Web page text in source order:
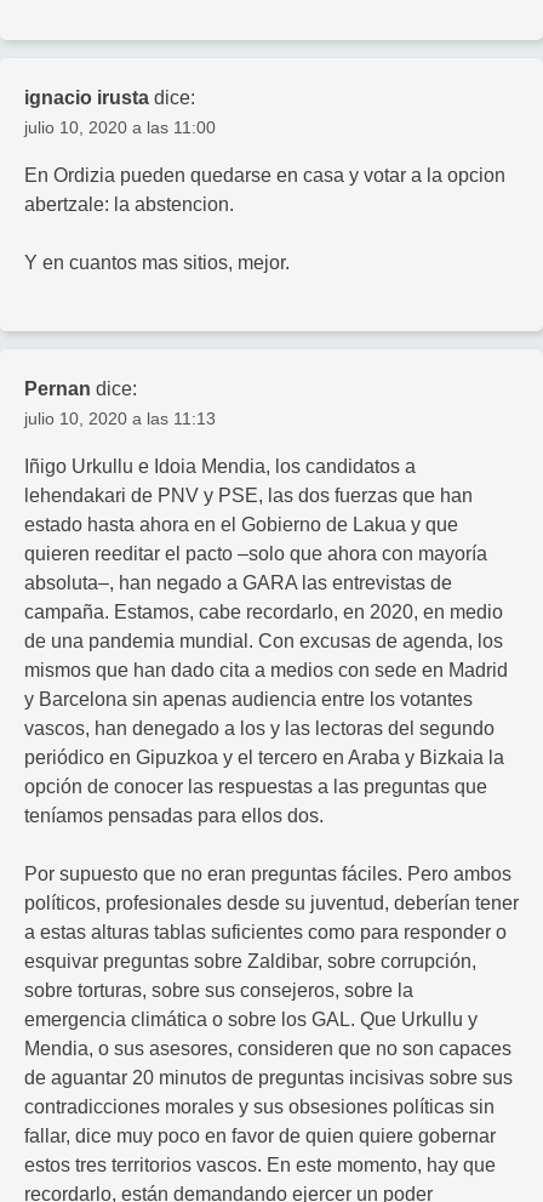
ignacio irusta dice:
julio 10, 2020 a las 11:00
En Ordizia pueden quedarse en casa y votar a la opcion
abertzale: la abstencion.
Y en cuantos mas sitios, mejor.
Pernan dice:
julio 10, 2020 a las 11:13
Iñigo Urkullu e Idoia Mendia, los candidatos a
lehendakari de PNV y PSE, las dos fuerzas que han
estado hasta ahora en el Gobierno de Lakua y que
quieren reeditar el pacto –solo que ahora con mayoría
absoluta–, han negado a GARA las entrevistas de
campaña. Estamos, cabe recordarlo, en 2020, en medio
de una pandemia mundial. Con excusas de agenda, los
mismos que han dado cita a medios con sede en Madrid
y Barcelona sin apenas audiencia entre los votantes
vascos, han denegado a los y las lectoras del segundo
periódico en Gipuzkoa y el tercero en Araba y Bizkaia la
opción de conocer las respuestas a las preguntas que
teníamos pensadas para ellos dos.
Por supuesto que no eran preguntas fáciles. Pero ambos
políticos, profesionales desde su juventud, deberían tener
a estas alturas tablas suficientes como para responder o
esquivar preguntas sobre Zaldibar, sobre corrupción,
sobre torturas, sobre sus consejeros, sobre la
emergencia climática o sobre los GAL. Que Urkullu y
Mendia, o sus asesores, consideren que no son capaces
de aguantar 20 minutos de preguntas incisivas sobre sus
contradicciones morales y sus obsesiones políticas sin
fallar, dice muy poco en favor de quien quiere gobernar
estos tres territorios vascos. En este momento, hay que
recordarlo, están demandando ejercer un poder